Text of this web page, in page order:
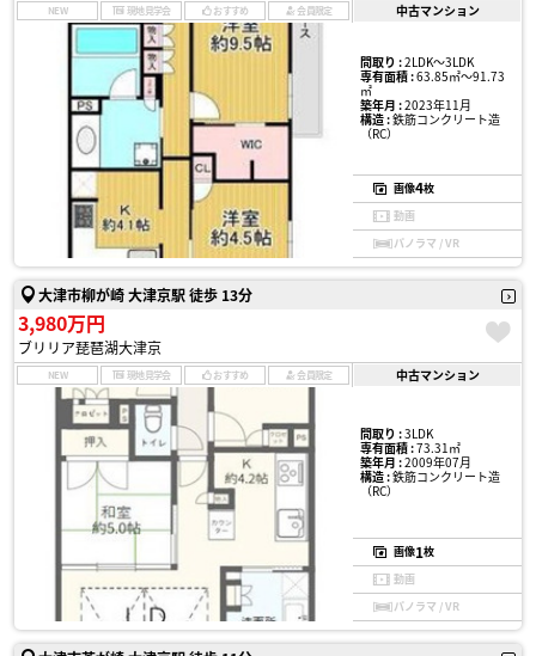
NEW 現地見学会 おすすめ 会員限定 中古マンション
間取り :2LDK〜3LDK
専有面積 :63.85㎡〜91.73
㎡
築年月 :2023年11月
構造 :鉄筋コンクリート造
（RC）
画像4枚
動画
パノラマ / VR
大津市柳が崎 大津京駅 徒歩 13分
3,980万円
ブリリア琵琶湖大津京
NEW 現地見学会 おすすめ 会員限定 中古マンション
間取り :3LDK
専有面積 :73.31㎡
築年月 :2009年07月
構造 :鉄筋コンクリート造
（RC）
画像1枚
動画
パノラマ / VR